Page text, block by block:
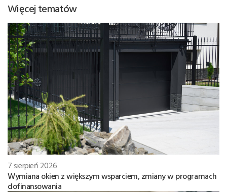
Więcej tematów
7 sierpień 2026
Wymiana okien z większym wsparciem, zmiany w programach
dofinansowania